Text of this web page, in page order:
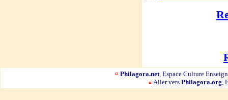
¤ Philagora.net, Espace Culture
¤ Aller vers Philagora.org,